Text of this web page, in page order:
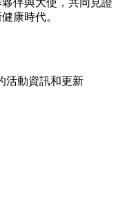
伴與大使，共同見證
康時代。
活動資訊和更新